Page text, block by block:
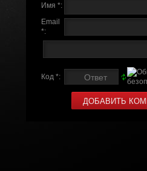
Имя *:
Email
*:
Код *: